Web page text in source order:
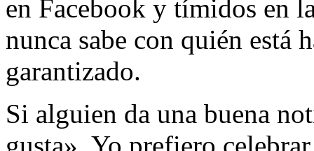
en Facebook y tímidos en
nunca sabe con quién está
garantizado.
Si alguien da una buena
gusta». Yo prefiero